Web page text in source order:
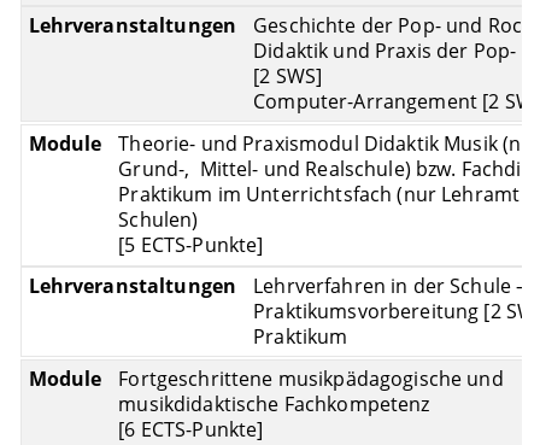
Geschichte der Pop- und
Didaktik und Praxis der Pop-
[2 SWS]
Computer-Arrangement [2
Theorie- und Praxismodul Didaktik Musik
Grund-, Mittel- und Realschule) bzw.
Praktikum im Unterrichtsfach (nur Lehramt
Schulen)
[5 ECTS-Punkte]
Lehrverfahren in der Schule –
Praktikumsvorbereitung [2
Praktikum
Fortgeschrittene musikpädagogische und
musikdidaktische Fachkompetenz
[6 ECTS-Punkte]